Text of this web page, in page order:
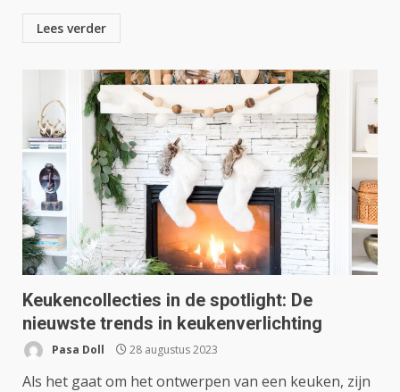
Lees verder
Keukencollecties in de spotlight: De
nieuwste trends in keukenverlichting
Pasa Doll 28 augustus 2023
Als het gaat om het ontwerpen van een keuken, zijn